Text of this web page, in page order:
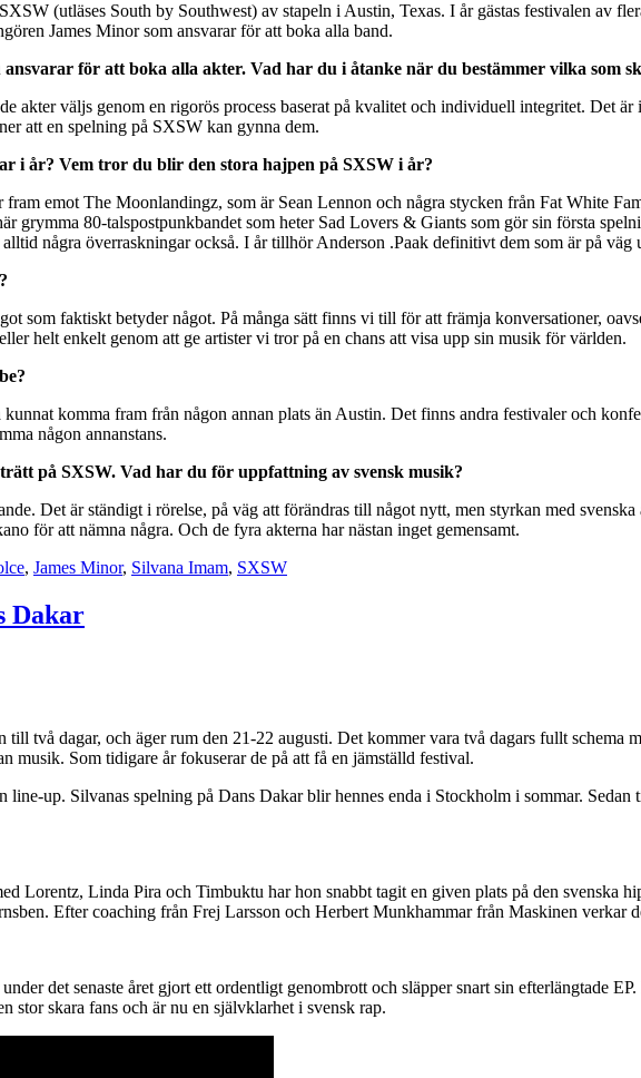
(utläses South by Southwest) av stapeln i Austin, Texas. I år gästas festivalen av
James Minor som ansvarar för att boka alla band.
för att boka alla akter. Vad har du i åtanke när du bestämmer vilka som
akter väljs genom en rigorös process baserat på kvalitet och individuell integritet. Det
att en spelning på SXSW kan gynna dem.
i år? Vem tror du blir den stora hajpen på SXSW i år?
fram emot The Moonlandingz, som är Sean Lennon och några stycken från Fat White
grymma 80-talspostpunkbandet som heter Sad Lovers & Giants som gör sin första
några överraskningar också. I år tillhör Anderson .Paak definitivt dem som är på väg
som faktiskt betyder något. På många sätt finns vi till för att främja konversationer,
helt enkelt genom att ge artister vi tror på en chans att visa upp sin musik för världen.
komma fram från någon annan plats än Austin. Det finns andra festivaler och
någon annanstans.
på SXSW. Vad har du för uppfattning av svensk musik?
Det är ständigt i rörelse, på väg att förändras till något nytt, men styrkan med
för att nämna några. Och de fyra akterna har nästan inget gemensamt.
, James Minor, Silvana Imam, SXSW
Dakar
två dagar, och äger rum den 21-22 augusti. Det kommer vara två dagars fullt schema
musik. Som tidigare år fokuserar de på att få en jämställd festival.
up. Silvanas spelning på Dans Dakar blir hennes enda i Stockholm i sommar.
Lorentz, Linda Pira och Timbuktu har hon snabbt tagit en given plats på den svenska
Efter coaching från Frej Larsson och Herbert Munkhammar från Maskinen verkar
det senaste året gjort ett ordentligt genombrott och släpper snart sin efterlängtade
stor skara fans och är nu en självklarhet i svensk rap.